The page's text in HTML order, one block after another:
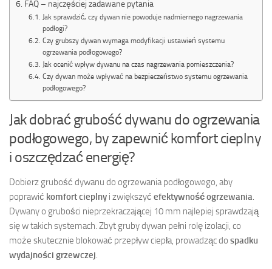
FAQ – najczęściej zadawane pytania
Jak sprawdzić, czy dywan nie powoduje nadmiernego nagrzewania
podłogi?
Czy grubszy dywan wymaga modyfikacji ustawień systemu
ogrzewania podłogowego?
Jak ocenić wpływ dywanu na czas nagrzewania pomieszczenia?
Czy dywan może wpływać na bezpieczeństwo systemu ogrzewania
podłogowego?
Jak dobrać grubość dywanu do ogrzewania
podłogowego, by zapewnić komfort cieplny
i oszczędzać energię?
Dobierz grubość dywanu do ogrzewania podłogowego, aby
poprawić komfort cieplny i zwiększyć efektywność ogrzewania
Dywany o grubości nieprzekraczającej 10 mm najlepiej sprawdzają
się w takich systemach. Zbyt gruby dywan pełni rolę izolacji, co
może skutecznie blokować przepływ ciepła, prowadząc do spadku
wydajności grzewczej